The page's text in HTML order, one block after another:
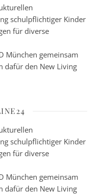
schulpflichtiger Kinder
für diverse
München gemeinsam
dafür den New Living
schulpflichtiger Kinder
für diverse
München gemeinsam
dafür den New Living